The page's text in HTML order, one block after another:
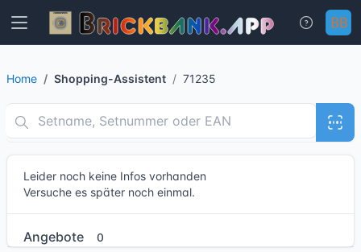
Home Shopping-Assistent 71235
Leider noch keine Infos vorhanden
Versuche es später noch einmal.
Angebote 0